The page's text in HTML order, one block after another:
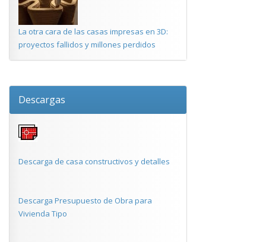
La otra cara de las casas impresas en 3D:
proyectos fallidos y millones perdidos
Descargas
Descarga de casa constructivos y detalles
Descarga Presupuesto de Obra para
Vivienda Tipo